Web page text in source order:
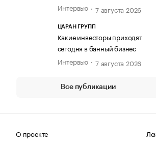
Интервью
7 августа 2026
ЦАРАН ГРУПП
Какие инвесторы приходят
сегодня в банный бизнес
Интервью
7 августа 2026
Все публикации
О проекте